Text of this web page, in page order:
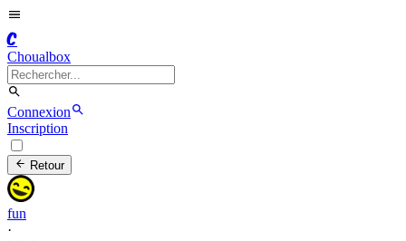
C
Choualbox
Connexion
Inscription
Retour
fun
·